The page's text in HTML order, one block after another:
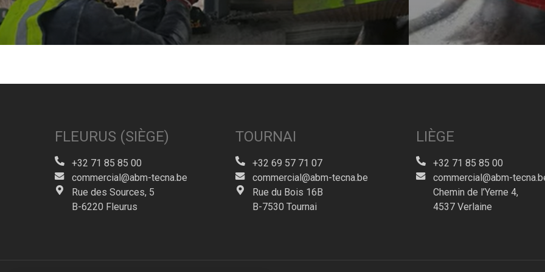
FLEURUS (SIÈGE)
+32 71 85 85 00
commercial@abm-tecna.be
Rue des Sources, 5
B-6220 Fleurus
TOURNAI
+32 69 57 71 07
commercial@abm-tecna.be
Rue du Bois 16B
B-7530 Tournai
LIÈGE
+32 71 85 85 00
commercial@abm-
Chemin de l’Yerne 4,
4537 Verlaine